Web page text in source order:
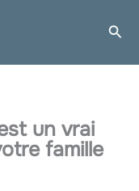
un vrai
famille